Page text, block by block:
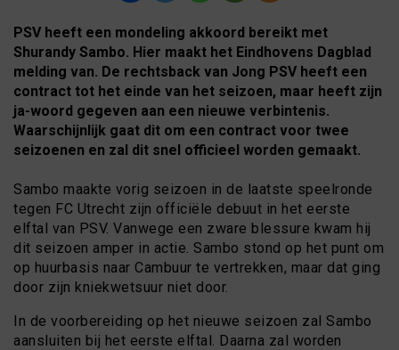
PSV heeft een mondeling akkoord bereikt met
Shurandy Sambo. Hier maakt het Eindhovens Dagblad
melding van. De rechtsback van Jong PSV heeft een
contract tot het einde van het seizoen, maar heeft zijn
ja-woord gegeven aan een nieuwe verbintenis.
Waarschijnlijk gaat dit om een contract voor twee
seizoenen en zal dit snel officieel worden gemaakt.
Sambo maakte vorig seizoen in de laatste speelronde
tegen FC Utrecht zijn officiële debuut in het eerste
elftal van PSV. Vanwege een zware blessure kwam hij
dit seizoen amper in actie. Sambo stond op het punt om
op huurbasis naar Cambuur te vertrekken, maar dat ging
door zijn kniekwetsuur niet door.
In de voorbereiding op het nieuwe seizoen zal Sambo
aansluiten bij het eerste elftal. Daarna zal worden